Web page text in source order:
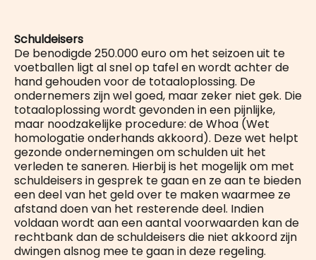
Schuldeisers
De benodigde 250.000 euro om het seizoen uit te
voetballen ligt al snel op tafel en wordt achter de
hand gehouden voor de totaaloplossing. De
ondernemers zijn wel goed, maar zeker niet gek. Die
totaaloplossing wordt gevonden in een pijnlijke,
maar noodzakelijke procedure: de Whoa (Wet
homologatie onderhands akkoord). Deze wet helpt
gezonde ondernemingen om schulden uit het
verleden te saneren. Hierbij is het mogelijk om met
schuldeisers in gesprek te gaan en ze aan te bieden
een deel van het geld over te maken waarmee ze
afstand doen van het resterende deel. Indien
voldaan wordt aan een aantal voorwaarden kan de
rechtbank dan de schuldeisers die niet akkoord zijn
dwingen alsnog mee te gaan in deze regeling.